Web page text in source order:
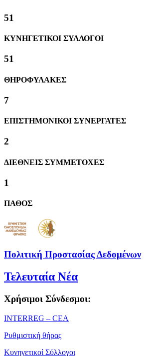
60
ΚΥΝΗΓΕΤΙΚΟΙ ΣΥΛΛΟΓΟΙ
60
ΘΗΡΟΦΥΛΑΚΕΣ
8
ΕΠΙΣΤΗΜΟΝΙΚΟΙ ΣΥΝΕΡΓΑΤΕΣ
2
ΔΙΕΘΝΕΙΣ ΣΥΜΜΕΤΟΧΕΣ
1
ΠΑΘΟΣ
Πολιτική Προστασίας Δεδομένων
Τελευταία Νέα
Χρήσιμοι Σύνδεσμοι:
ΙΝΤΕRREG – CEA
Ρυθμιστική θήρας
Κυνηγετικοί Σύλλογοι